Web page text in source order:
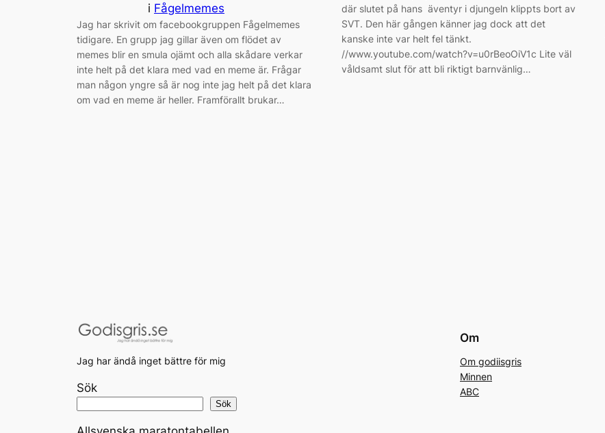
i Fågelmemes
Jag har skrivit om facebookgruppen Fågelmemes
tidigare. En grupp jag gillar även om flödet av
memes blir en smula ojämt och alla skådare verkar
inte helt på det klara med vad en meme är. Frågar
man någon yngre så är nog inte jag helt på det klara
om vad en meme är heller. Framförallt brukar…
där slutet på hans äventyr i djungeln klippts bort av
SVT. Den här gången känner jag dock att det
kanske inte var helt fel tänkt.
//www.youtube.com/watch?v=u0rBeoOiV1c Lite väl
våldsamt slut för att bli riktigt barnvänlig…
Jag har ändå inget bättre för mig
Sök
Sök
Om
Om godiisgris
Minnen
ABC